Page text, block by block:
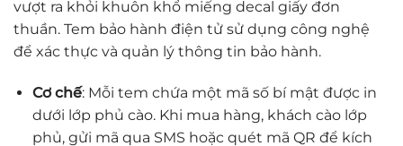
vượt ra khỏi khuôn khổ miếng decal giấy đơn
thuần. Tem bảo hành điện tử sử dụng công nghệ
để xác thực và quản lý thông tin bảo hành.
Cơ chế: Mỗi tem chứa một mã số bí mật được in
dưới lớp phủ cào. Khi mua hàng, khách cào lớp
phủ, gửi mã qua SMS hoặc quét mã QR để kích